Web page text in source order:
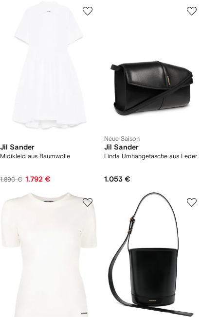
Jil Sander
Midikleid aus Baumwolle
1.890 € 1.792 €
Neue Saison
Jil Sander
Linda Umhängetasche aus Leder
1.053 €